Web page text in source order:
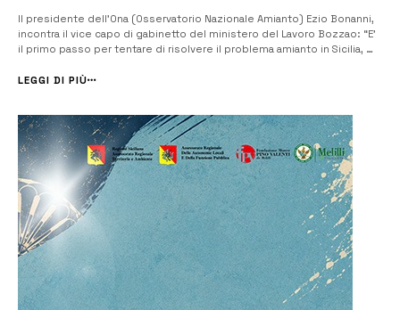
Il presidente dell’Ona (Osservatorio Nazionale Amianto) Ezio Bonanni,
incontra il vice capo di gabinetto del ministero del Lavoro Bozzao: “E’
il primo passo per tentare di risolvere il problema amianto in Sicilia, ma
vittime di amianto”. [/] Il Presidente dell’Osservatorio Nazional...
LEGGI DI PIÙ